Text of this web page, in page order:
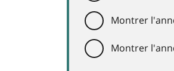
Montrer
Montrer